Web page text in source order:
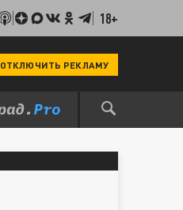
18+
ОТКЛЮЧИТЬ РЕКЛАМУ